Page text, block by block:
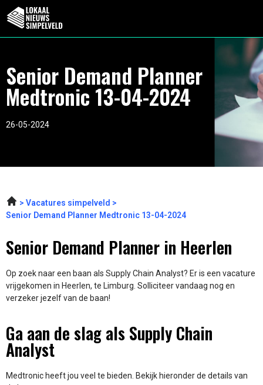
Senior Demand Planner
Medtronic 13-04-2024
26-05-2024
Vacatures simpelveld
Senior Demand Planner Medtronic 13-04-2024
Senior Demand Planner in Heerlen
Op zoek naar een baan als Supply Chain Analyst? Er is een vacature
vrijgekomen in Heerlen, te Limburg. Solliciteer vandaag nog en
verzeker jezelf van de baan!
Ga aan de slag als Supply Chain
Analyst
Medtronic heeft jou veel te bieden. Bekijk hieronder de details van